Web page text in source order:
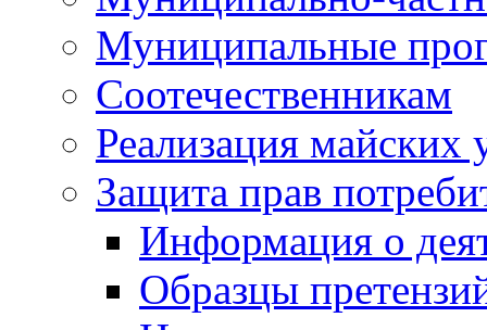
Муниципальные
Соотечественникам
Реализация майских
Защита прав
Информация о
Образцы